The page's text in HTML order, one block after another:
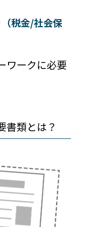
税金/社会保
ワークに必要
書類とは？